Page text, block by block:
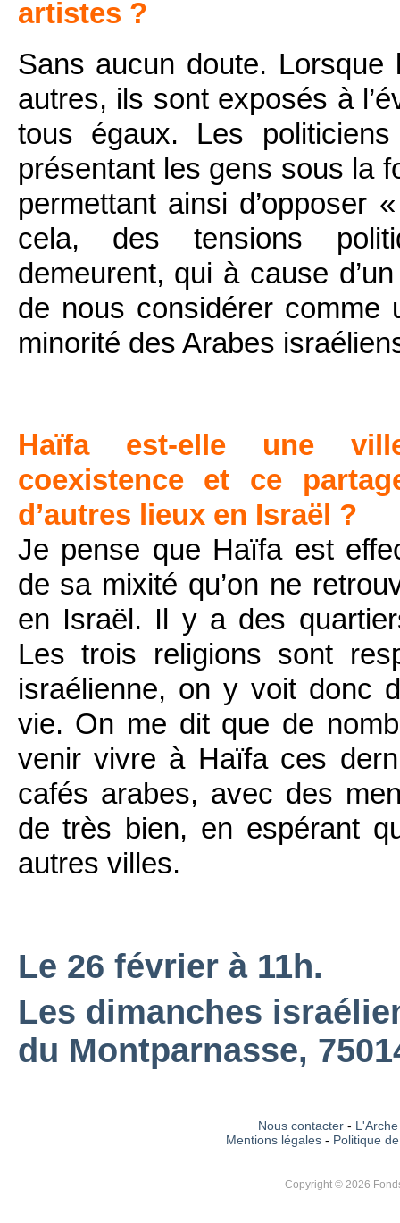
artistes ?
Sans aucun doute.
autres, ils sont exposés à
tous égaux. Les
présentant les gens sous la
permettant ainsi d’opposer
cela, des tensions
demeurent, qui à cause
de nous considérer comme
minorité des Arabes
Haïfa est-elle une
coexistence et ce
d’autres lieux en Israël ?
Je pense que Haïfa est
de sa mixité qu’on ne
en Israël. Il y a des
Les trois religions sont
israélienne, on y voit donc
vie. On me dit que de
venir vivre à Haïfa ces
cafés arabes, avec des
de très bien, en espérant
autres villes.
Le 26 février à 11h.
Les dimanches
du Montparnasse,
Nous contacter-
Mentions légales - Politique
Copyright © 2026